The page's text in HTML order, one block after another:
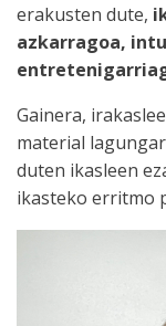
erakusten dute,
azkarragoa,
Gainera,
material
duten ikasleen
ikasteko erritmo